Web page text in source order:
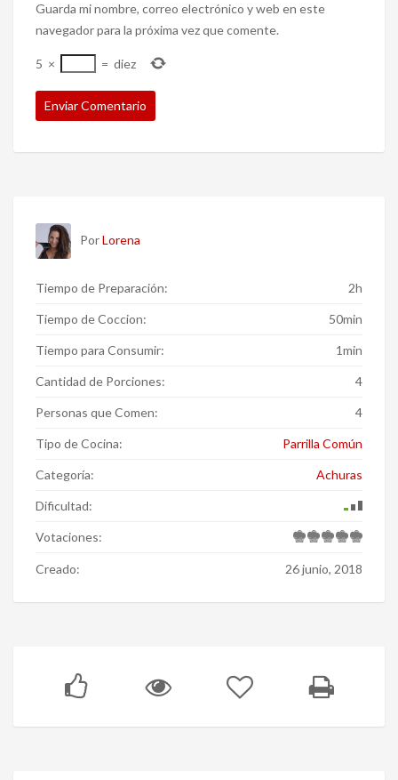
Guarda mi nombre, correo electrónico y web en este
navegador para la próxima vez que comente.
5 × = diez
PorLorena
Tiempo de Preparación: 2h
Tiempo de Coccion: 50min
Tiempo para Consumir: 1min
Cantidad de Porciones: 4
Personas que Comen: 4
Tipo de Cocina: Parrilla Común
Categoría: Achuras
Dificultad:
Votaciones:
Creado: 26 junio, 2018